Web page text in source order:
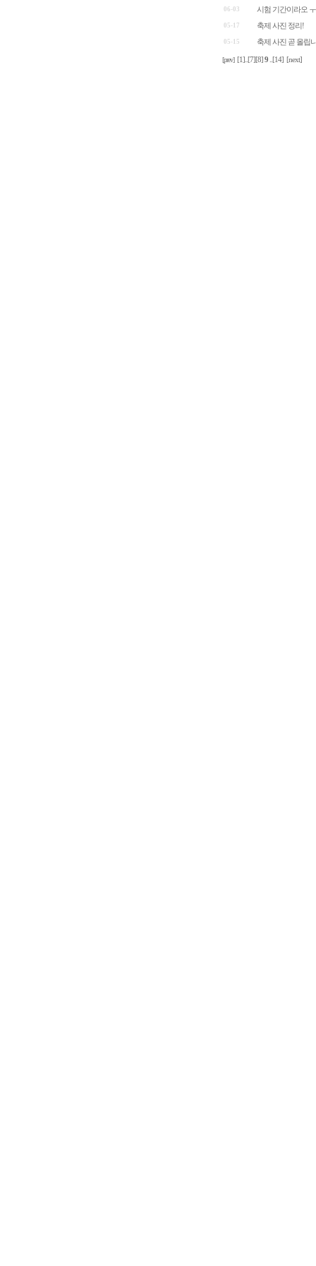
06-03 시험 기간이라오
05-17 축제 사진 정리!
05-15 축제 사진 곧 올립
[prev] [1] [7][8] 9 [14] [next]